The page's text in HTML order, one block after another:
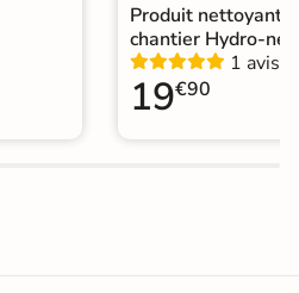
Produit nettoyant
chantier Hydro-net
1 avis
19€90